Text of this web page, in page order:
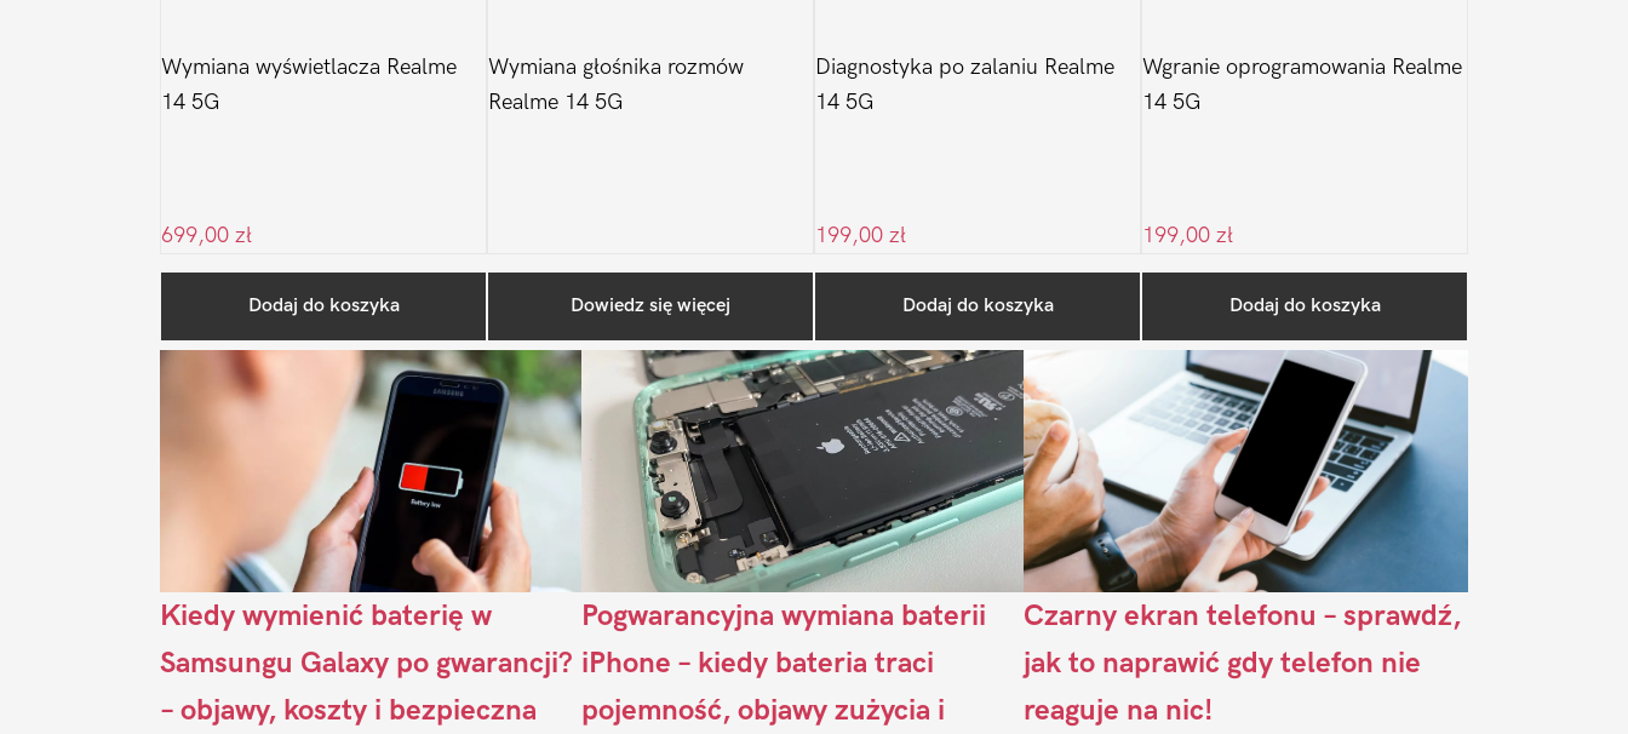
Wymiana wyświetlacza Realme
14 5G
699,00 zł
Dodaj do koszyka
Wymiana głośnika rozmów
Realme 14 5G
Dowiedz się więcej
Diagnostyka po zalaniu Realme
14 5G
199,00 zł
Dodaj do koszyka
Wgranie oprogramowania Realme
14 5G
199,00 zł
Dodaj do koszyka
Sidebar
Ostatnio na blogu
Kiedy wymienić baterię w
Samsungu Galaxy po gwarancji?
– objawy, koszty i bezpieczna
Pogwarancyjna wymiana baterii
iPhone – kiedy bateria traci
pojemność, objawy zużycia i
Czarny ekran telefonu – sprawdź,
jak to naprawić gdy telefon nie
reaguje na nic!